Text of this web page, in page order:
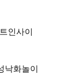
인사이
낙화놀이